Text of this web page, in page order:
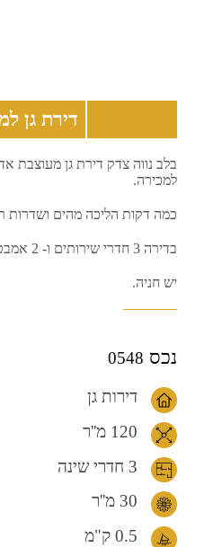
דירת גן
בלב נווה צדק דירת גן מעוצבת
למכירה.
כמה דקות הליכה מהים ושדרות
בדירה 3 חדרי שירותים ו- 2 אמבטיות.
יש חניה.
נכס 0548
דירות גן
120 מ''ר
3 חדרי שינה
30 מ''ר
0.5 ק"מ